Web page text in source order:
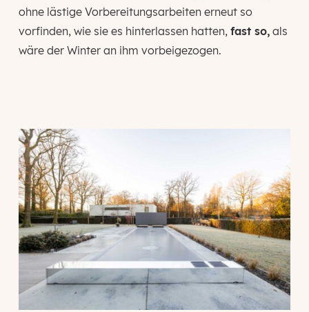
ohne lästige Vorbereitungsarbeiten erneut so
vorfinden, wie sie es hinterlassen hatten, fast so,als
wäre der Winter an ihm vorbeigezogen.